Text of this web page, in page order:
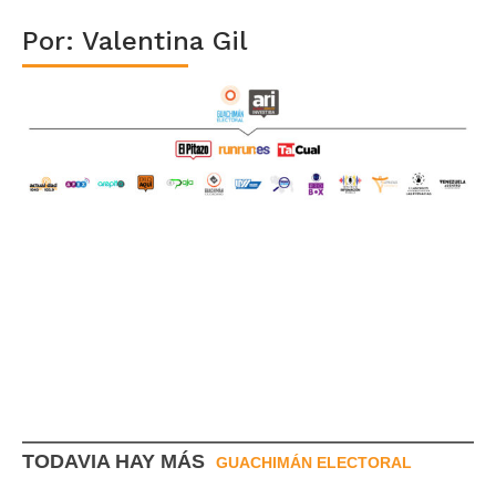
Por: Valentina Gil
TODAVIA HAY MÁS GUACHIMÁN ELECTORAL